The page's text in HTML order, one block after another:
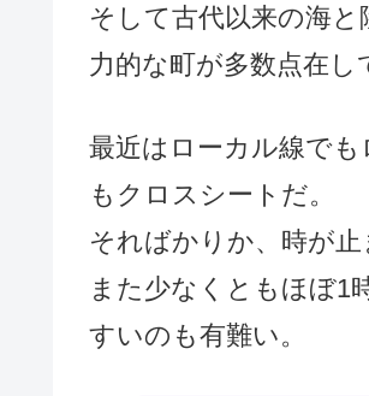
そして古代以来の海
力的な町が多数点在し
最近はローカル線で
もクロスシートだ。
そればかりか、時が
また少なくともほぼ1
すいのも有難い。